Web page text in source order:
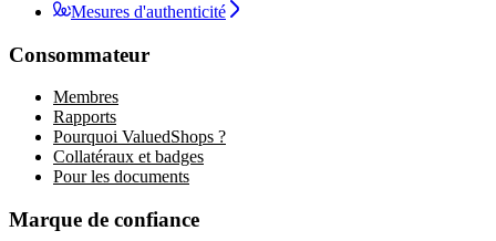
Mesures d'authenticité
Consommateur
Membres
Rapports
Pourquoi ValuedShops ?
Collatéraux et badges
Pour les documents
Marque de confiance